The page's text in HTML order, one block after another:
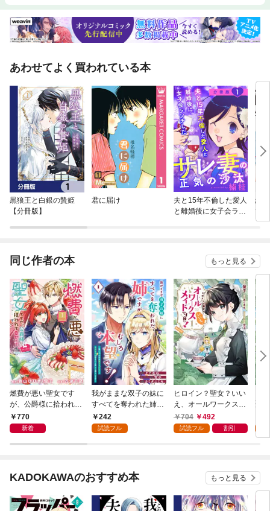
あわせてよく買われている本
黒狼王と白銀の贄姫
【分冊版】
君に届け
夫と15年不倫した愛人
と離婚後に女子会ラン
終
て
同じ作者の本 もっと見る
燃費が悪い聖女です
が、公爵様に拾われて
幸せです！（ごはん的
に♪）（コミック） 1
770
新着
我がままな双子の妹に
すべてを奪われた姉で
すが、むしろ本望で
す！～第二の人生は愛
242
試読フル
ヒロイン？聖女？いい
え、オールワークスメ
イドです（誇）！@C
OMIC 第1巻
704 492
試読フル 割引
聖
（
話
KADOKAWAのおすすめ本 もっと見る